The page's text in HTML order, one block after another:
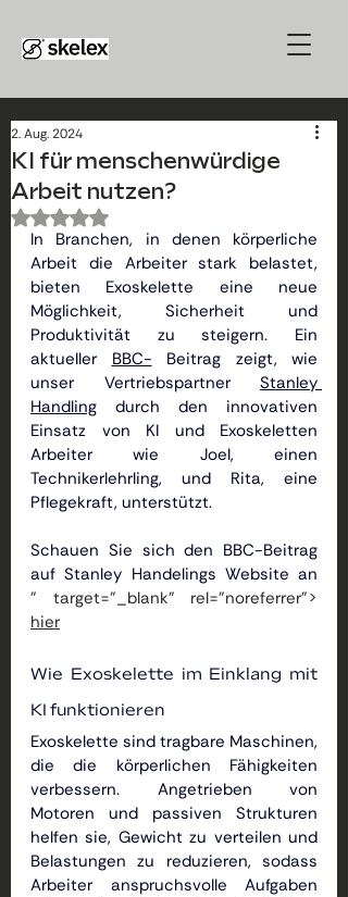
KI für menschenwürdige
Arbeit nutzen?
2. Aug. 2024
Mit NaN von 5 Sternen bewertet.
In Branchen, in denen körperliche
Arbeit die Arbeiter stark belastet,
bieten Exoskelette eine neue
Möglichkeit, Sicherheit und
Produktivität zu steigern. Ein
aktueller
BBC-
Beitrag zeigt, wie
unser Vertriebspartner
Stanley
Handling
durch den innovativen
Einsatz von KI und Exoskeletten
Arbeiter wie Joel, einen
Technikerlehrling, und Rita, eine
Pflegekraft, unterstützt.
Schauen Sie sich den BBC-Beitrag
auf Stanley Handelings Website an
hier
Wie Exoskelette im Einklang mit
KI funktionieren
Exoskelette sind tragbare Maschinen,
die die körperlichen Fähigkeiten
verbessern. Angetrieben von
Motoren und passiven Strukturen
helfen sie, Gewicht zu verteilen und
Belastungen zu reduzieren, sodass
Arbeiter anspruchsvolle Aufgaben